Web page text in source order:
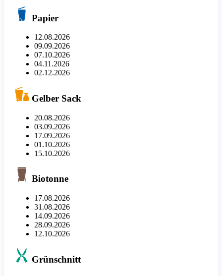
Papier
12.08.2026
09.09.2026
07.10.2026
04.11.2026
02.12.2026
Gelber Sack
20.08.2026
03.09.2026
17.09.2026
01.10.2026
15.10.2026
Biotonne
17.08.2026
31.08.2026
14.09.2026
28.09.2026
12.10.2026
Grünschnitt